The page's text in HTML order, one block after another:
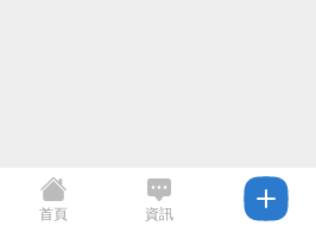
首頁 資訊